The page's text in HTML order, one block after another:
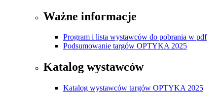
Ważne informacje
Program i lista wystawców do pobrania w pdf
Podsumowanie targów OPTYKA 2025
Katalog wystawców
Katalog wystawców targów OPTYKA 2025